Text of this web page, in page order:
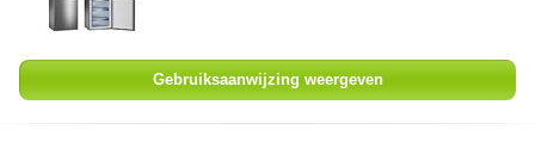
Gebruiksaanwijzing weergeven